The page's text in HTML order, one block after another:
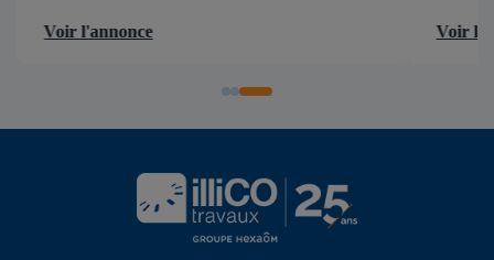
d’accélérer et de faciliter tous les projets […]
Voir l'annonce Voir